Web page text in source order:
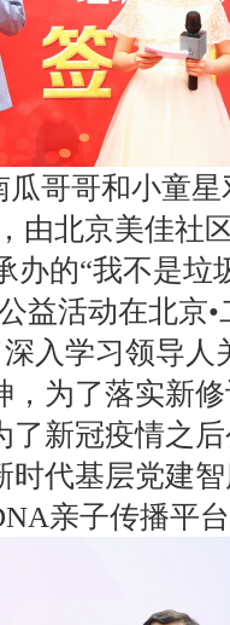
哥哥和小童星
北京美佳社
办的“我不是
益活动在北京
入学习领导人
，为了落实新
了新冠疫情之
时代基层党建
亲子传播平